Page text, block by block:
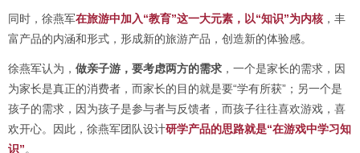
同时，徐燕军在旅游中加入“教育”这一大元素，以“知识”为内核 ，丰
富产品的内涵和形式，形成新的旅游产品，创造新的体验感。
徐燕军认为， 做亲子游，要考虑两方的需求 ，一个是家长的需求，因
为家长是真正的消费者，而家长的目的就是要“学有所获”；另一个是
孩子的需求，因为孩子是参与者与反馈者，而孩子往往喜欢游戏，喜
欢开心。因此，徐燕军团队设计研学产品的思路就是“在游戏中学习知
识”。